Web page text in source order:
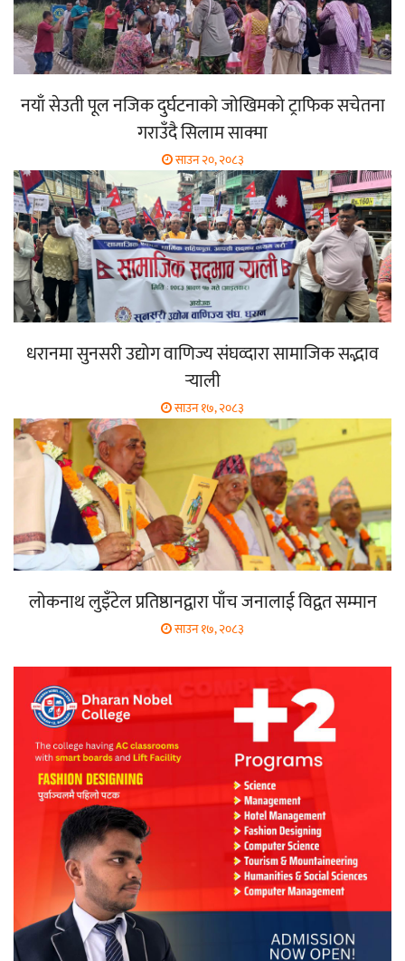
नयाँ सेउती पूल नजिक दुर्घटनाको जोखिमको ट्राफिक सचेतना
गराउँदै सिलाम साक्मा
साउन २०, २०८३
धरानमा सुनसरी उद्योग वाणिज्य संघव्दारा सामाजिक सद्भाव
र्‍याली
साउन १७, २०८३
लोकनाथ लुइँटेल प्रतिष्ठानद्वारा पाँच जनालाई विद्वत सम्मान
साउन १७, २०८३